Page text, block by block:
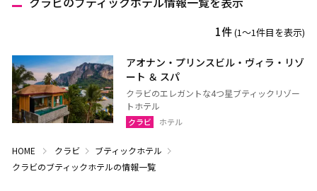
1件(1〜1件目を表示)
アオナン・プリンスビル・ヴィラ・リゾ
ート ＆ スパ
クラビのエレガントな4つ星ブティックリゾー
トホテル
クラビ ホテル
HOME クラビ
ブティックホテル
クラビのブティックホテルの情報一覧